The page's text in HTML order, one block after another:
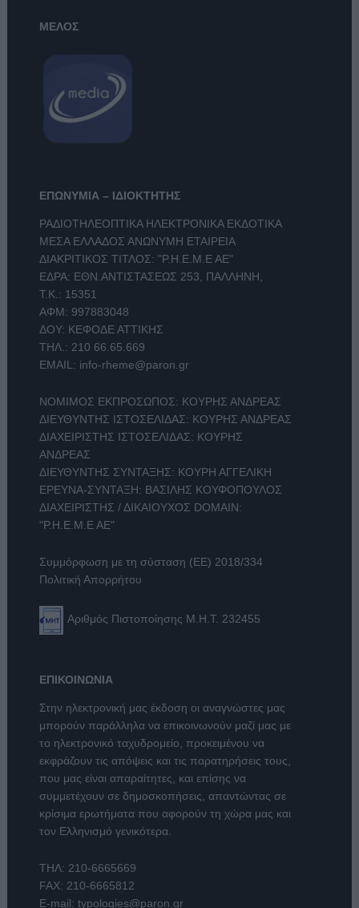
ΜΕΛΟΣ
ΕΠΩΝΥΜΙΑ – ΙΔΙΟΚΤΗΤΗΣ
ΡΑΔΙΟΤΗΛΕΟΠΤΙΚΑ ΗΛΕΚΤΡΟΝΙΚΑ ΕΚΔΟΤΙΚΑ
ΜΕΣΑ ΕΛΛΑΔΟΣ ΑΝΩΝΥΜΗ ΕΤΑΙΡΕΙΑ
ΔΙΑΚΡΙΤΙΚΟΣ ΤΙΤΛΟΣ: "Ρ.Η.Ε.Μ.Ε ΑΕ"
ΕΔΡΑ: ΕΘΝ.ΑΝΤΙΣΤΑΣΕΩΣ 253, ΠΑΛΛΗΝΗ,
Τ.Κ.: 15351
ΑΦΜ: 997883048
ΔΟΥ: ΚΕΦΟΔΕ ΑΤΤΙΚΗΣ
ΤΗΛ.: 210 66.65.669
EMAIL: info-rheme@paron.gr
ΝΟΜΙΜΟΣ ΕΚΠΡΟΣΩΠΟΣ: ΚΟΥΡΗΣ ΑΝΔΡΕΑΣ
ΔΙΕΥΘΥΝΤΗΣ ΙΣΤΟΣΕΛΙΔΑΣ: ΚΟΥΡΗΣ ΑΝΔΡΕΑΣ
ΔΙΑΧΕΙΡΙΣΤΗΣ ΙΣΤΟΣΕΛΙΔΑΣ: ΚΟΥΡΗΣ
ΑΝΔΡΕΑΣ
ΔΙΕΥΘΥΝΤΗΣ ΣΥΝΤΑΞΗΣ: ΚΟΥΡΗ ΑΓΓΕΛΙΚΗ
ΕΡΕΥΝΑ-ΣΥΝΤΑΞΗ: ΒΑΣΙΛΗΣ ΚΟΥΦΟΠΟΥΛΟΣ
ΔΙΑΧΕΙΡΙΣΤΗΣ / ΔΙΚΑΙΟΥΧΟΣ DOMAIN:
"Ρ.Η.Ε.Μ.Ε ΑΕ"
Συμμόρφωση με τη σύσταση (ΕΕ) 2018/334
Πολιτική Απορρήτου
Αριθμός Πιστοποίησης Μ.Η.Τ. 232455
ΕΠΙΚΟΙΝΩΝΙΑ
Στην ηλεκτρονική μας έκδοση οι αναγνώστες μας
μπορούν παράλληλα να επικοινωνούν μαζί μας με
το ηλεκτρονικό ταχυδρομείο, προκειμένου να
εκφράζουν τις απόψεις και τις παρατηρήσεις τους,
που μας είναι απαραίτητες, και επίσης να
συμμετέχουν σε δημοσκοπήσεις, απαντώντας σε
κρίσιμα ερωτήματα που αφορούν τη χώρα μας και
τον Ελληνισμό γενικότερα.
ΤΗΛ: 210-6665669
FAX: 210-6665812
E-mail: typologies@paron.gr